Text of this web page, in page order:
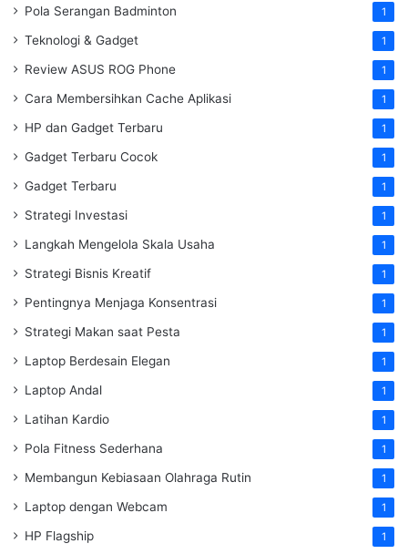
Pola Serangan Badminton 1
Teknologi & Gadget 1
Review ASUS ROG Phone 1
Cara Membersihkan Cache Aplikasi 1
HP dan Gadget Terbaru 1
Gadget Terbaru Cocok 1
Gadget Terbaru 1
Strategi Investasi 1
Langkah Mengelola Skala Usaha 1
Strategi Bisnis Kreatif 1
Pentingnya Menjaga Konsentrasi 1
Strategi Makan saat Pesta 1
Laptop Berdesain Elegan 1
Laptop Andal 1
Latihan Kardio 1
Pola Fitness Sederhana 1
Membangun Kebiasaan Olahraga Rutin 1
Laptop dengan Webcam 1
HP Flagship 1